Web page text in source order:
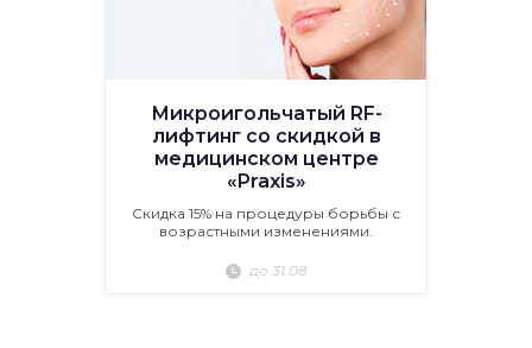
Микроигольчатый RF-
лифтинг со скидкой в
медицинском центре
«Praxis»
Скидка 15% на процедуры борьбы с
возрастными изменениями.
до 31.08